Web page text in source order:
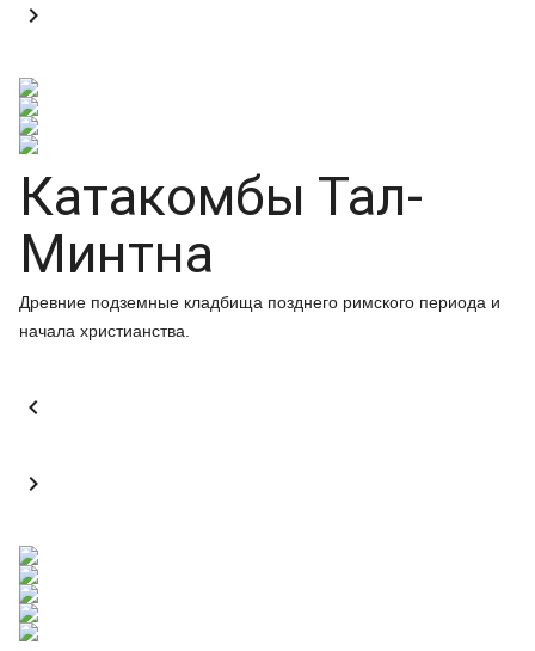

Катакомбы Тал-
Минтна
Древние подземные кладбища позднего римского периода и
начала христианства.

